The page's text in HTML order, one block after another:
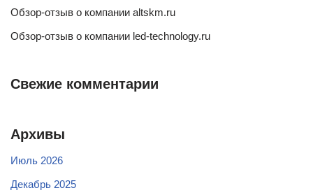
Обзор-отзыв о компании altskm.ru
Обзор-отзыв о компании led-technology.ru
Свежие комментарии
Архивы
Июль 2026
Декабрь 2025